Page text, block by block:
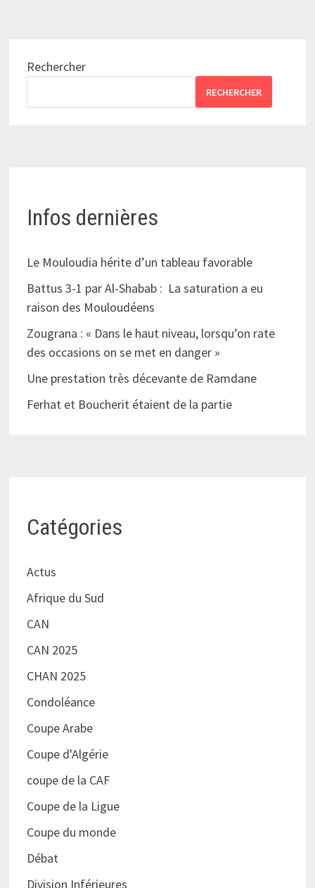
Rechercher
RECHERCHER
Infos dernières
Le Mouloudia hérite d’un tableau favorable
Battus 3-1 par Al-Shabab : La saturation a eu
raison des Mouloudéens
Zougrana : « Dans le haut niveau, lorsqu’on rate
des occasions on se met en danger »
Une prestation très décevante de Ramdane
Ferhat et Boucherit étaient de la partie
Catégories
Actus
Afrique du Sud
CAN
CAN 2025
CHAN 2025
Condoléance
Coupe Arabe
Coupe d'Algérie
coupe de la CAF
Coupe de la Ligue
Coupe du monde
Débat
Division Inférieures